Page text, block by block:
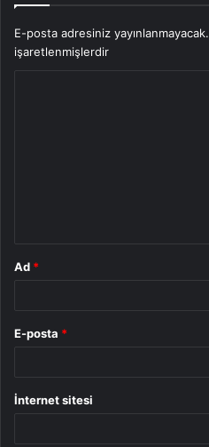
E-posta adresiniz yayınlanmayacak.
işaretlenmişlerdir
Ad *
E-posta *
İnternet sitesi